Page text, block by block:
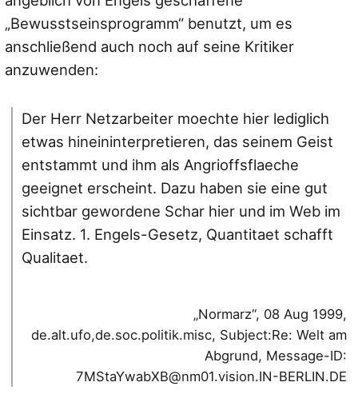
„Bewusstseinsprogramm“ benutzt, um es
anschließend auch noch auf seine Kritiker
anzuwenden:
Der Herr Netzarbeiter moechte hier lediglich
etwas hineininterpretieren, das seinem Geist
entstammt und ihm als Angrioffsflaeche
geeignet erscheint. Dazu haben sie eine gut
sichtbar gewordene Schar hier und im Web im
Einsatz. 1. Engels-Gesetz, Quantitaet schafft
Qualitaet.
„Normarz“, 08 Aug 1999,
de.alt.ufo,de.soc.politik.misc, Subject:Re: Welt am
Abgrund, Message-ID:
7MStaYwabXB@nm01.vision.IN-BERLIN.DE